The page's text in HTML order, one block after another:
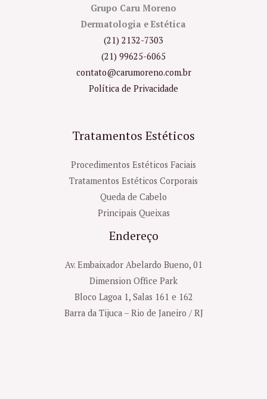
Grupo Caru Moreno
Dermatologia e Estética
(21) 2132-7303
(21) 99625-6065
contato@carumoreno.com.br
Política de Privacidade
Tratamentos Estéticos
Procedimentos Estéticos Faciais
Tratamentos Estéticos Corporais
Queda de Cabelo
Principais Queixas
Endereço
Av. Embaixador Abelardo Bueno, 01
Dimension Office Park
Bloco Lagoa 1, Salas 161 e 162
Barra da Tijuca – Rio de Janeiro / RJ